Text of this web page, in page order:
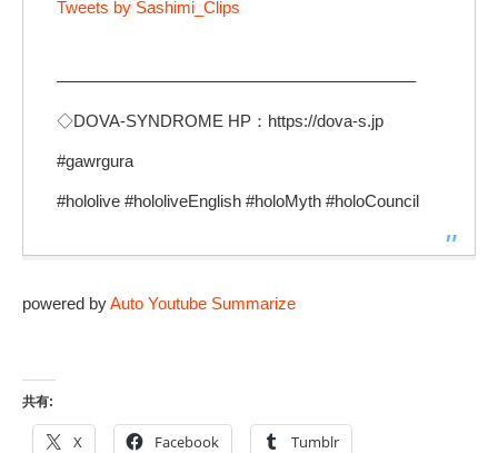
Tweets by Sashimi_Clips
—————————————————————–
◇DOVA-SYNDROME HP：https://dova-s.jp
#gawrgura
#hololive​ #hololiveEnglish​ #holoMyth #holoCouncil
powered byAuto Youtube Summarize
共有:
X Facebook Tumblr